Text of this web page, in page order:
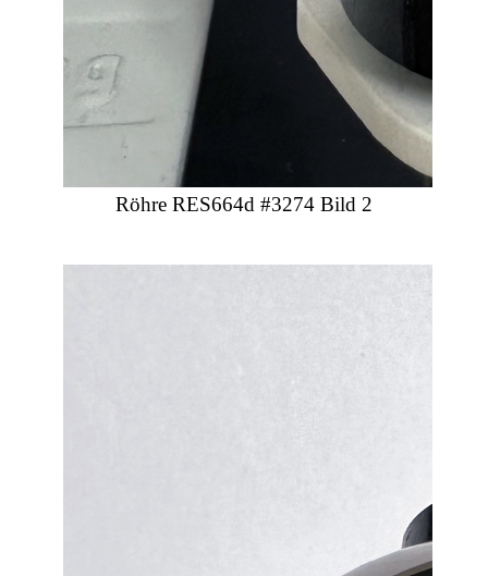
Röhre RES664d #3274 Bild 2